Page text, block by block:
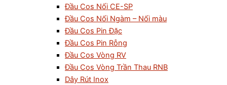
Đầu Cos Nối CE-SP
Đầu Cos Nối Ngàm – Nối màu
Đầu Cos Pin Đặc
Đầu Cos Pin Rỗng
Đầu Cos Vòng RV
Đầu Cos Vòng Trần Thau RNB
Dây Rút Inox